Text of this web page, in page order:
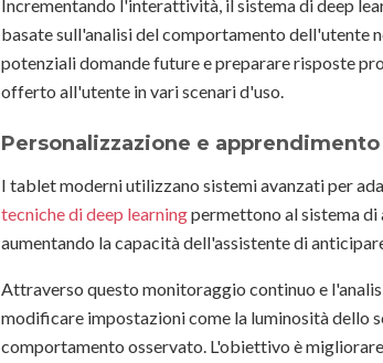
Incrementando l'interattività, il sistema di deep
basate sull'analisi del comportamento dell'utente
potenziali domande future e preparare risposte
offerto all'utente in vari scenari d'uso.
Personalizzazione e
I tablet moderni utilizzano sistemi avanzati per
tecniche di deep learningpermettono al sistema
aumentando la capacità dell'assistente di
Attraverso questo monitoraggio continuo e
modificare impostazioni come la luminosità dello
comportamento osservato. L'obiettivo è